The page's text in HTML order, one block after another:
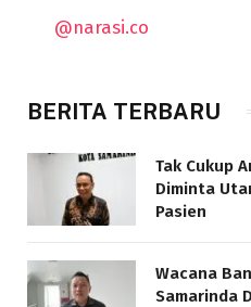
@narasi.co
BERITA TERBARU
Tak Cukup
Diminta
Pasien
Wacana
Samarinda